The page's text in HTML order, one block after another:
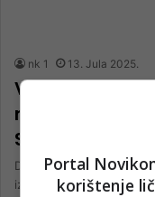
nk 1 13. Jula 2025.
Veliko srce
muslimane da
Srbima
Dok šumski požari
iz Novog Pazara dolazi
Portal
korištenje